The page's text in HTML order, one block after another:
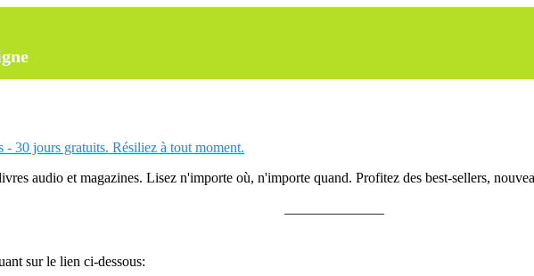
30 jours gratuits. Résiliez à tout moment.
audio et magazines. Lisez n'importe où, n'importe quand. Profitez des best-sellers,
sur le lien ci-dessous: